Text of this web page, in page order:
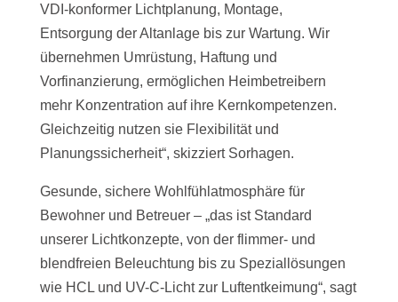
VDI-konformer Lichtplanung, Montage,
Entsorgung der Altanlage bis zur Wartung. Wir
übernehmen Umrüstung, Haftung und
Vorfinanzierung, ermöglichen Heimbetreibern
mehr Konzentration auf ihre Kernkompetenzen.
Gleichzeitig nutzen sie Flexibilität und
Planungssicherheit“, skizziert Sorhagen.
Gesunde, sichere Wohlfühlatmosphäre für
Bewohner und Betreuer – „das ist Standard
unserer Lichtkonzepte, von der flimmer- und
blendfreien Beleuchtung bis zu Speziallösungen
wie HCL und UV-C-Licht zur Luftentkeimung“, sagt